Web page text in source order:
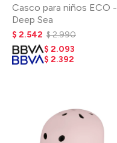
Casco para niños ECO -
Deep Sea
$ 2.542 $2.990
$ 2.093
$ 2.392